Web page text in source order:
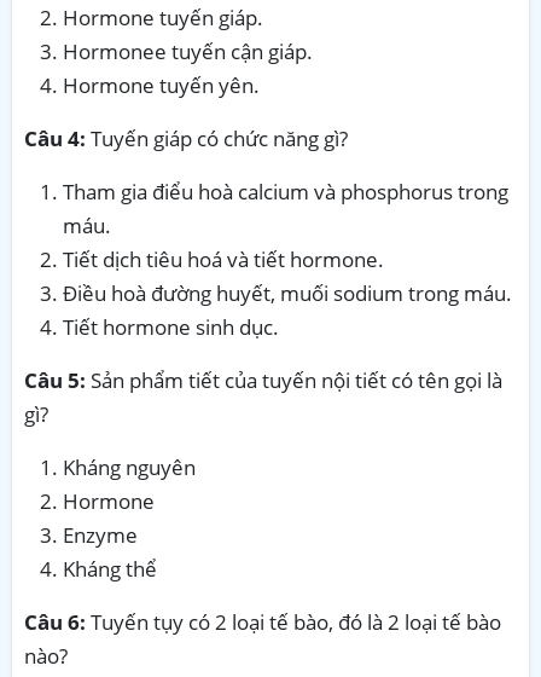
Hormone tuyến giáp.
Hormonee tuyến cận giáp.
Hormone tuyến yên.
Câu 4: Tuyến giáp có chức năng gì?
Tham gia điểu hoà calcium và phosphorus trong
máu.
Tiết dịch tiêu hoá và tiết hormone.
Điều hoà đường huyết, muối sodium trong máu.
Tiết hormone sinh dục.
Câu 5: Sản phẩm tiết của tuyến nội tiết có tên gọi là
gì?
Kháng nguyên
Hormone
Enzyme
Kháng thể
Câu 6: Tuyến tụy có 2 loại tế bào, đó là 2 loại tế bào
nào?